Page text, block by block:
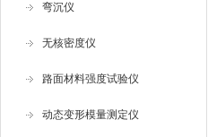
弯沉仪
无核密度仪
路面材料强度试验仪
动态变形模量测定仪